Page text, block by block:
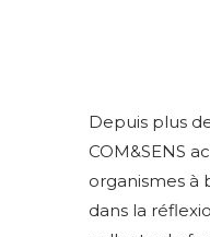
Depuis plus
COM&SENS
organismes à
dans la